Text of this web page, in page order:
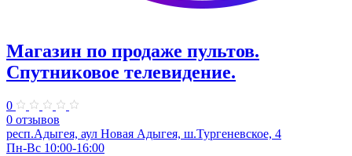
Магазин по продаже пультов.
Спутниковое телевидение.
0
0 отзывов
респ.Адыгея, аул Новая Адыгея, ш.Тургеневское, 4
Пн-Вс 10:00-16:00